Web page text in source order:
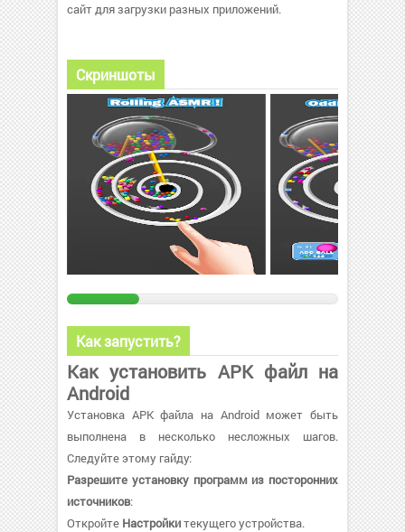
сайт для загрузки разных приложений.
Скриншоты
Как запустить?
Как установить APK файл на
Android
Установка APK файла на Android может быть
выполнена в несколько несложных шагов.
Следуйте этому гайду:
Разрешите установку программ из посторонних
источников:
Откройте Настройкитекущего устройства.